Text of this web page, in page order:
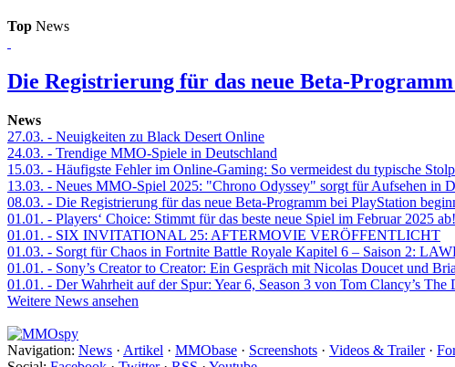
Top News
Die Registrierung für das neue Beta-
News
27.03. - Neuigkeiten zu Black Desert Online
24.03. - Trendige MMO-Spiele in Deutschland
15.03. - Häufigste Fehler im Online-Gaming: So vermeidest du typische
13.03. - Neues MMO-Spiel 2025: "Chrono Odyssey" sorgt für Aufsehen in
08.03. - Die Registrierung für das neue Beta-Programm bei PlayStation
01.01. - Players‘ Choice: Stimmt für das beste neue Spiel im Februar 2025 ab!
01.01. - SIX INVITATIONAL 25: AFTERMOVIE VERÖFFENTLICHT
01.03. - Sorgt für Chaos in Fortnite Battle Royale Kapitel 6 – Saison 2:
01.01. - Sony’s Creator to Creator: Ein Gespräch mit Nicolas Doucet und
01.01. - Der Wahrheit auf der Spur: Year 6, Season 3 von Tom Clancy’s
Weitere News ansehen
Navigation: News · Artikel · MMObase · Screenshots · Videos & Trailer·